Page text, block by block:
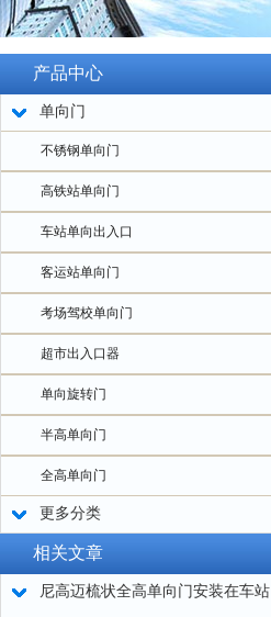
产品中心
单向门
不锈钢单向门
高铁站单向门
车站单向出入口
客运站单向门
考场驾校单向门
超市出入口器
单向旋转门
半高单向门
全高单向门
更多分类
相关文章
尼高迈梳状全高单向门安装在车站